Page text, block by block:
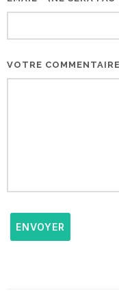
VOTRE COMMENTAIRE
ENVOYER